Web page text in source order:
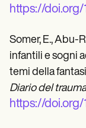
https://doi.org/
Somer, E., Abu-
infantili e sogni
temi della
Diario del
https://doi.org/